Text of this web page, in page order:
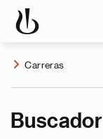
Carreras